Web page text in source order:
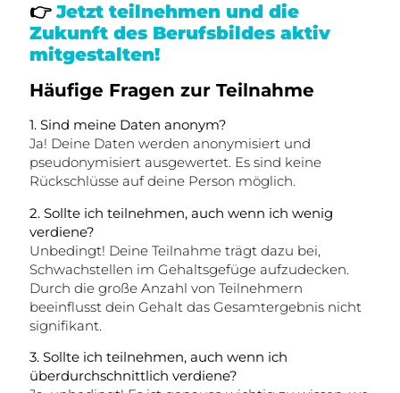
👉Jetzt teilnehmen und die
Zukunft des Berufsbildes aktiv
mitgestalten!
Häufige Fragen zur Teilnahme
1. Sind meine Daten anonym?
Ja! Deine Daten werden anonymisiert und
pseudonymisiert ausgewertet. Es sind keine
Rückschlüsse auf deine Person möglich.
2. Sollte ich teilnehmen, auch wenn ich wenig
verdiene?
Unbedingt! Deine Teilnahme trägt dazu bei,
Schwachstellen im Gehaltsgefüge aufzudecken.
Durch die große Anzahl von Teilnehmern
beeinflusst dein Gehalt das Gesamtergebnis nicht
signifikant.
3. Sollte ich teilnehmen, auch wenn ich
überdurchschnittlich verdiene?